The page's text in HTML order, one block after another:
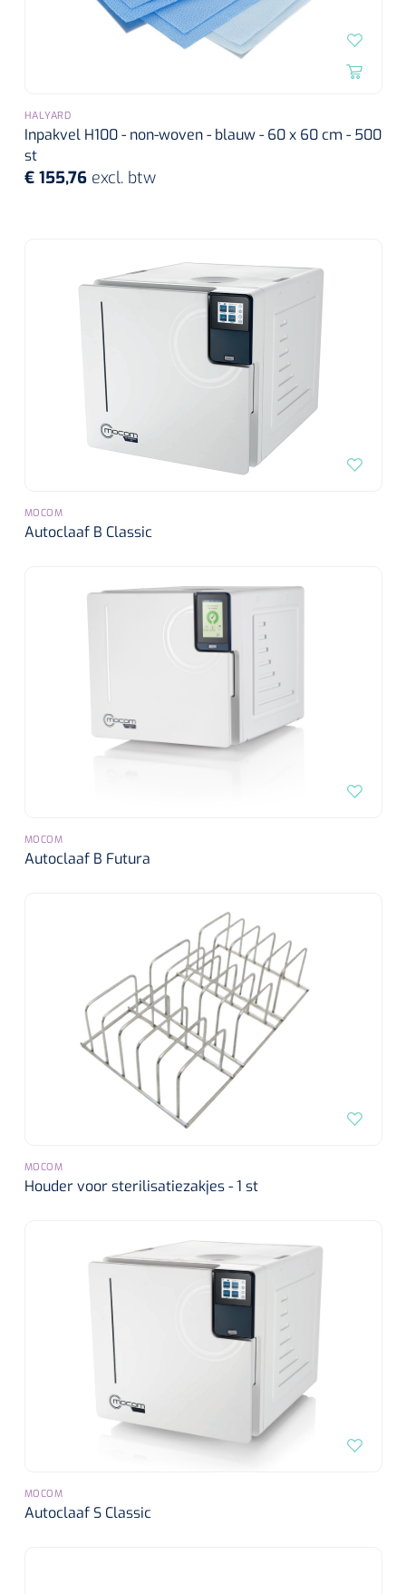
HALYARD
Inpakvel H100 - non-woven - blauw - 60 x 60 cm - 500
st
€ 155,76 excl. btw
MOCOM
Autoclaaf B Classic
MOCOM
Autoclaaf B Futura
MOCOM
Houder voor sterilisatiezakjes - 1 st
MOCOM
Autoclaaf S Classic